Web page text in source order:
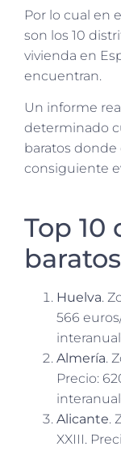
Por lo cual en
son los 10
vivienda en
encuentran.
Un informe
determinado
baratos
consiguiente
Top 10
baratos
Huelva.
566
Almería.
Precio:
Alicante.
XXIII.